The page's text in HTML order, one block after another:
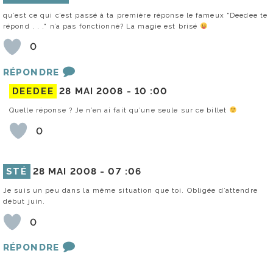
qu’est ce qui c’est passé à ta première réponse le fameux "Deedee te
répond . . ." n’a pas fonctionné? La magie est brisé
0
RÉPONDRE
DEEDEE 28 MAI 2008 - 10 :00
Quelle réponse ? Je n’en ai fait qu’une seule sur ce billet
0
STÉ 28 MAI 2008 -07 :06
Je suis un peu dans la même situation que toi. Obligée d’attendre
début juin.
0
RÉPONDRE